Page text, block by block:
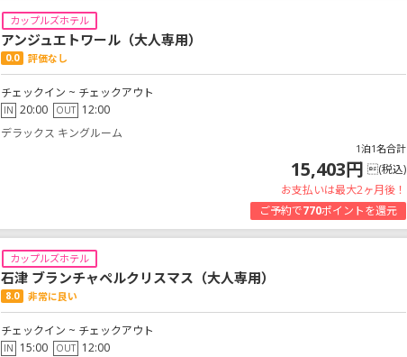
カップルズホテル
アンジュエトワール（大人専用）
0.0 評価なし
チェックイン ~ チェックアウト
IN 20:00 OUT 12:00
デラックス キングルーム
1泊1名合計
15,403円 (税込)
お支払いは最大2ヶ月後！
ご予約で770ポイントを還元
カップルズホテル
石津 ブランチャペルクリスマス（大人専用）
8.0 非常に良い
チェックイン ~ チェックアウト
IN 15:00 OUT 12:00